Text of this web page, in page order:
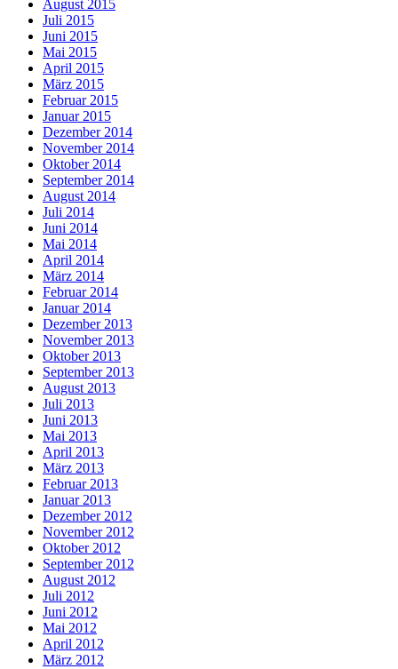
August 2015
Juli 2015
Juni 2015
Mai 2015
April 2015
März 2015
Februar 2015
Januar 2015
Dezember 2014
November 2014
Oktober 2014
September 2014
August 2014
Juli 2014
Juni 2014
Mai 2014
April 2014
März 2014
Februar 2014
Januar 2014
Dezember 2013
November 2013
Oktober 2013
September 2013
August 2013
Juli 2013
Juni 2013
Mai 2013
April 2013
März 2013
Februar 2013
Januar 2013
Dezember 2012
November 2012
Oktober 2012
September 2012
August 2012
Juli 2012
Juni 2012
Mai 2012
April 2012
März 2012